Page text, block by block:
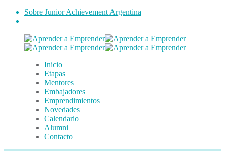
Sobre Junior Achievement Argentina
Inicio
Etapas
Mentores
Embajadores
Emprendimientos
Novedades
Calendario
Alumni
Contacto